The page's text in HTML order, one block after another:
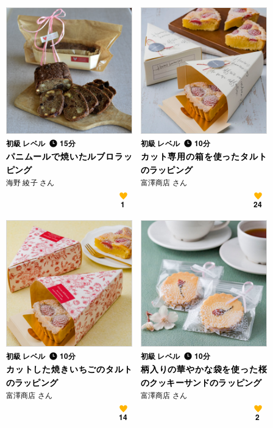
初級 レベル 15分
パニムールで焼いたルブロラッ
ピング
海野 綾子 さん
1
初級 レベル 10分
カット専用の箱を使ったタルト
のラッピング
富澤商店 さん
24
初級 レベル 10分
カットした焼きいちごのタルト
のラッピング
富澤商店 さん
14
初級 レベル 10分
柄入りの華やかな袋を使った桜
のクッキーサンドのラッピング
富澤商店 さん
2